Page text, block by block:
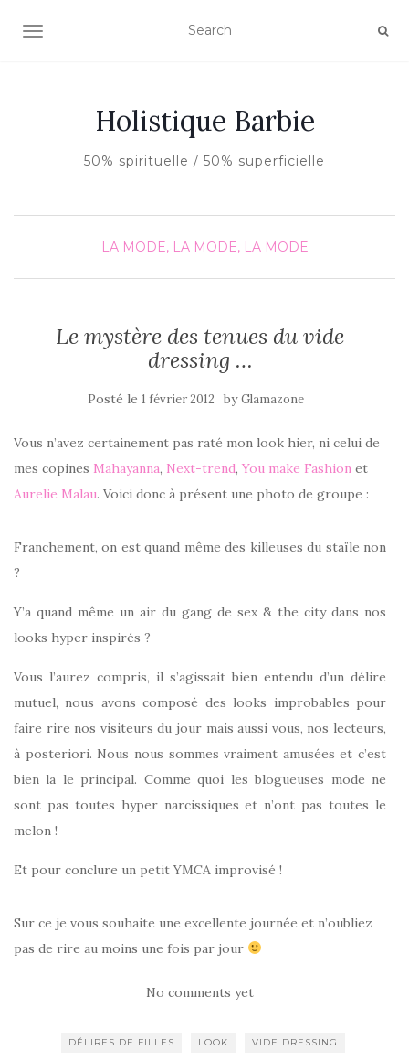
AFFICHER/MASQUER LA NAVIGATION
Holistique Barbie
50% spirituelle / 50% superficielle
LA MODE, LA MODE, LA MODE
Le mystère des tenues du vide
dressing …
Posté le 1 février 2012 byGlamazone
Vous n’avez certainement pas raté mon look hier, ni celui de
mes copines Mahayanna, Next-trend,You make Fashion et
Aurelie Malau. Voici donc à présent une photo de groupe :
Franchement, on est quand même des killeuses du staïle non
?
Y’a quand même un air du gang de sex & the city dans nos
looks hyper inspirés ?
Vous l’aurez compris, il s’agissait bien entendu d’un délire
mutuel, nous avons composé des looks improbables pour
faire rire nos visiteurs du jour mais aussi vous, nos lecteurs,
à posteriori. Nous nous sommes vraiment amusées et c’est
bien la le principal. Comme quoi les blogueuses mode ne
sont pas toutes hyper narcissiques et n’ont pas toutes le
melon !
Et pour conclure un petit YMCA improvisé !
Sur ce je vous souhaite une excellente journée et n’oubliez
pas de rire au moins une fois par jour
No comments yet
DÉLIRES DE FILLES LOOK VIDE DRESSING